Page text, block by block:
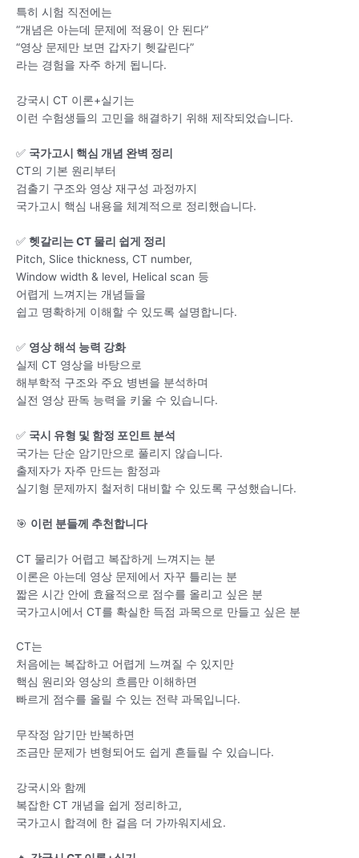
특히 시험 직전에는
“개념은 아는데 문제에 적용이 안 된다”
“영상 문제만 보면 갑자기 헷갈린다”
라는 경험을 자주 하게 됩니다.
강국시 CT 이론+실기는
이런 수험생들의 고민을 해결하기 위해 제작되었습니다.
✅ 국가고시 핵심 개념 완벽 정리
CT의 기본 원리부터
검출기 구조와 영상 재구성 과정까지
국가고시 핵심 내용을 체계적으로 정리했습니다.
✅ 헷갈리는 CT 물리 쉽게 정리
Pitch, Slice thickness, CT number,
Window width & level, Helical scan 등
어렵게 느껴지는 개념들을
쉽고 명확하게 이해할 수 있도록 설명합니다.
✅ 영상 해석 능력 강화
실제 CT 영상을 바탕으로
해부학적 구조와 주요 병변을 분석하며
실전 영상 판독 능력을 키울 수 있습니다.
✅ 국시 유형 및 함정 포인트 분석
국가는 단순 암기만으로 풀리지 않습니다.
출제자가 자주 만드는 함정과
실기형 문제까지 철저히 대비할 수 있도록 구성했습니다.
🎯 이런 분들께 추천합니다
CT 물리가 어렵고 복잡하게 느껴지는 분
이론은 아는데 영상 문제에서 자꾸 틀리는 분
짧은 시간 안에 효율적으로 점수를 올리고 싶은 분
국가고시에서 CT를 확실한 득점 과목으로 만들고 싶은 분
CT는
처음에는 복잡하고 어렵게 느껴질 수 있지만
핵심 원리와 영상의 흐름만 이해하면
빠르게 점수를 올릴 수 있는 전략 과목입니다.
무작정 암기만 반복하면
조금만 문제가 변형되어도 쉽게 흔들릴 수 있습니다.
강국시와 함께
복잡한 CT 개념을 쉽게 정리하고,
국가고시 합격에 한 걸음 더 가까워지세요.